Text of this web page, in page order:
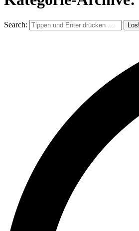
Search: